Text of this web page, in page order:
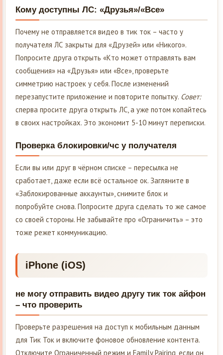
Кому доступны ЛС: «Друзья»/«Все»
Почему не отправляется видео в тик ток – часто у
получателя ЛС закрыты для «Друзей» или «Никого».
Попросите друга открыть «Кто может отправлять вам
сообщения» на «Друзья» или «Все», проверьте
симметрию настроек у себя. После изменений
перезапустите приложение и повторите попытку. Совет:
сперва просите друга открыть ЛС, а уже потом копайтесь
в своих настройках. Это экономит 5-10 минут переписки.
Проверка блокировки/чс у получателя
Если вы или друг в чёрном списке – пересылка не
сработает, даже если всё остальное ок. Загляните в
«Заблокированные аккаунты», снимите блок и
попробуйте снова. Попросите друга сделать то же самое
со своей стороны. Не забывайте про «Ограничить» – это
тоже режет коммуникацию.
iPhone (iOS)
не могу отправить видео другу тик ток айфон
– что проверить
Проверьте разрешения на доступ к мобильным данным
для Тик Ток и включите фоновое обновление контента.
Отключите Ограниченный режим и Family Pairing, если он